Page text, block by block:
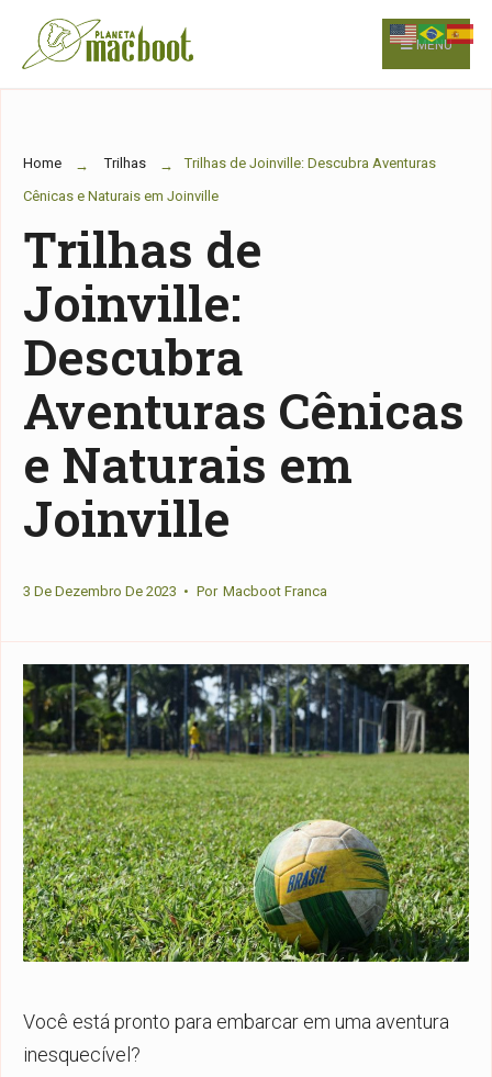
Skip
to
MENU
Home Trilhas
Trilhas de Joinville: Descubra Aventuras
Cênicas e Naturais em Joinville
Trilhas de
Joinville:
Descubra
Aventuras Cênicas
e Naturais em
Joinville
3 De Dezembro De 2023 • Por Macboot Franca
Você está pronto para embarcar em uma aventura
inesquecível?